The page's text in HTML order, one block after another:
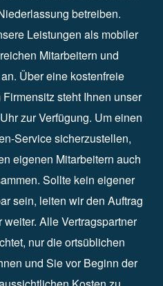
betreiben.
Leistungen als mobiler
Mitarbeitern und
Über eine kostenfreie
steht Ihnen unser
zur Verfügung. Um einen
Service sicherzustellen,
eigenen Mitarbeitern auch
Sollte kein eigener
sein, leiten wir den Auftrag
Alle Vertragspartner
nur die ortsüblichen
und Sie vor Beginn der